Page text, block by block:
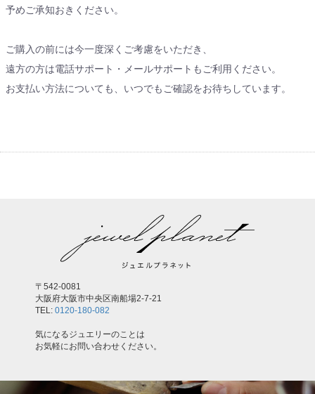
予めご承知おきください。
ご購入の前には今一度深くご考慮をいただき、
遠方の方は電話サポート・メールサポートもご利用ください。
お支払い方法についても、いつでもご確認をお待ちしています。
〒542-0081
大阪府大阪市中央区南船場2-7-21
TEL: 0120-180-082
気になるジュエリーのことは
お気軽にお問い合わせください。